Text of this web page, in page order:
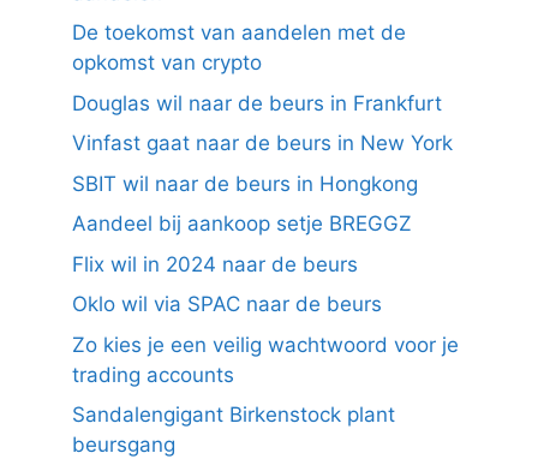
De toekomst van aandelen met de
opkomst van crypto
Douglas wil naar de beurs in Frankfurt
Vinfast gaat naar de beurs in New York
SBIT wil naar de beurs in Hongkong
Aandeel bij aankoop setje BREGGZ
Flix wil in 2024 naar de beurs
Oklo wil via SPAC naar de beurs
Zo kies je een veilig wachtwoord voor je
trading accounts
Sandalengigant Birkenstock plant
beursgang